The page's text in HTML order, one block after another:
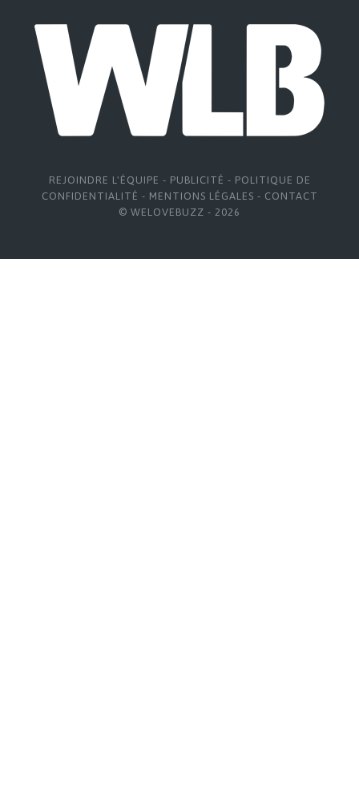
REJOINDRE L'ÉQUIPE - PUBLICITÉ - POLITIQUE DE
CONFIDENTIALITÉ - MENTIONS LÉGALES - CONTACT
© WELOVEBUZZ - 2026